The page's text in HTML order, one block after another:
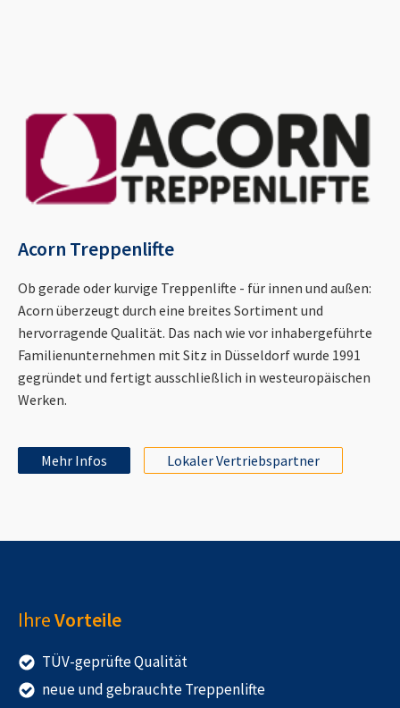
Acorn Treppenlifte
Ob gerade oder kurvige Treppenlifte - für innen und außen:
Acorn überzeugt durch eine breites Sortiment und
hervorragende Qualität. Das nach wie vor inhabergeführte
Familienunternehmen mit Sitz in Düsseldorf wurde 1991
gegründet und fertigt ausschließlich in westeuropäischen
Werken.
Mehr Infos Lokaler Vertriebspartner
IhreVorteile
TÜV-geprüfte Qualität
neue und gebrauchte Treppenlifte